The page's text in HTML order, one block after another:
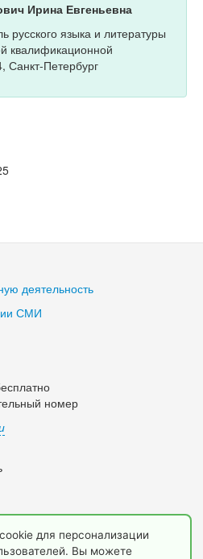
Ирина Евгеньевна
русского языка и литературы
квалификационной
Санкт-Петербург
деятельность
СМИ
номер
для персонализации
Вы можете